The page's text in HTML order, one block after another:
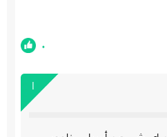
٠
١